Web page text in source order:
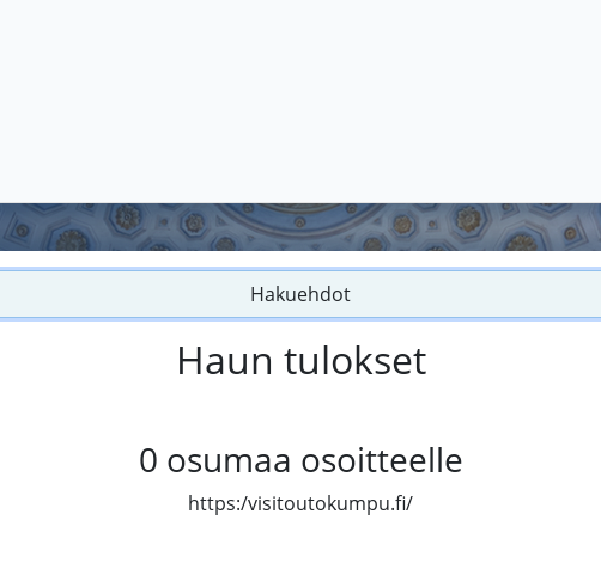
Hakuehdot
Haun tulokset
0 osumaa osoitteelle
https:/visitoutokumpu.fi/